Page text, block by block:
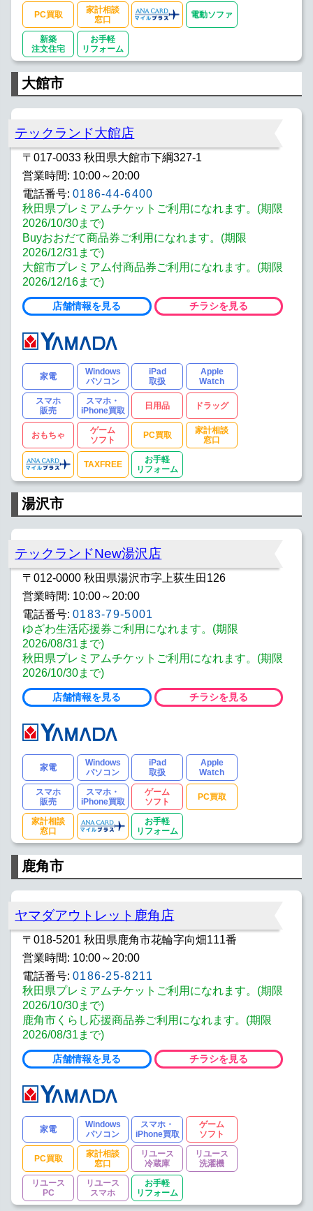
PC買取
家計相談
窓口
電動ソファ
新築
注文住宅
お手軽
リフォーム
大館市
テックランド大館店
〒017-0033 秋田県大館市下綱327-1
営業時間: 10:00～20:00
電話番号: 0186-44-6400
秋田県プレミアムチケットご利用になれます。(期限
2026/10/30まで)
Buyおおだて商品券ご利用になれます。(期限
2026/12/31まで)
大館市プレミアム付商品券ご利用になれます。(期限
2026/12/16まで)
店舗情報を見る チラシを見る
家電
Windows
パソコン
iPad
取扱
Apple
Watch
スマホ
販売
スマホ・
iPhone買取
日用品 ドラッグ
おもちゃ
ゲーム
ソフト
PC買取
家計相談
窓口
TAXFREE
お手軽
リフォーム
湯沢市
テックランドNew湯沢店
〒012-0000 秋田県湯沢市字上荻生田126
営業時間: 10:00～20:00
電話番号: 0183-79-5001
ゆざわ生活応援券ご利用になれます。(期限
2026/08/31まで)
秋田県プレミアムチケットご利用になれます。(期限
2026/10/30まで)
店舗情報を見る チラシを見る
家電
Windows
パソコン
iPad
取扱
Apple
Watch
スマホ
販売
スマホ・
iPhone買取
ゲーム
ソフト
PC買取
家計相談
窓口
お手軽
リフォーム
鹿角市
ヤマダアウトレット鹿角店
〒018-5201 秋田県鹿角市花輪字向畑111番
営業時間: 10:00～20:00
電話番号: 0186-25-8211
秋田県プレミアムチケットご利用になれます。(期限
2026/10/30まで)
鹿角市くらし応援商品券ご利用になれます。(期限
2026/08/31まで)
店舗情報を見る チラシを見る
家電
Windows
パソコン
スマホ・
iPhone買取
ゲーム
ソフト
PC買取
家計相談
窓口
リユース
冷蔵庫
リユース
洗濯機
リユース
PC
リユース
スマホ
お手軽
リフォーム